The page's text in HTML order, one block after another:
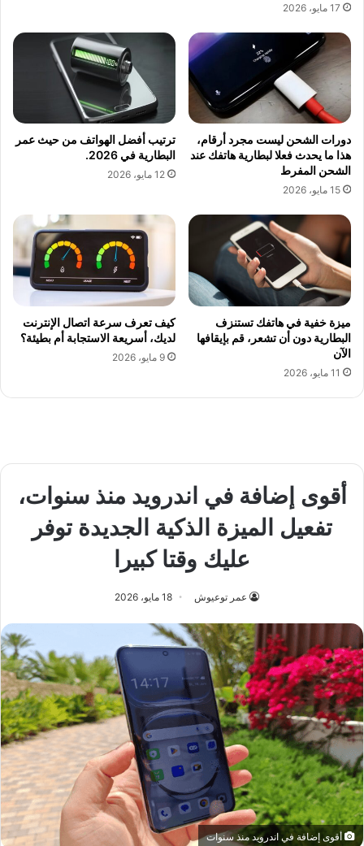
17 مايو، 2026
دورات الشحن ليست مجرد أرقام،
هذا ما يحدث فعلا لبطارية هاتفك عند
الشحن المفرط
15 مايو، 2026
ترتيب أفضل الهواتف من حيث عمر
البطارية في 2026.
12 مايو، 2026
ميزة خفية في هاتفك تستنزف
البطارية دون أن تشعر، قم بإيقافها
الآن
11 مايو، 2026
كيف تعرف سرعة اتصال الإنترنت
لديك، أسريعة الاستجابة أم بطيئة؟
9 مايو، 2026